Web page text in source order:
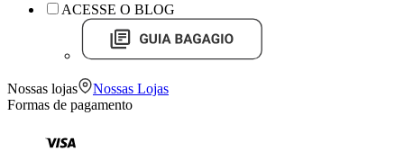
ACESSE O BLOG
Nossas lojas
Nossas Lojas
Formas de pagamento